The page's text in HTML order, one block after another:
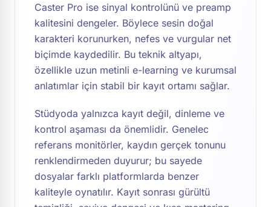
Caster Pro ise sinyal kontrolünü ve preamp
kalitesini dengeler. Böylece sesin doğal
karakteri korunurken, nefes ve vurgular net
biçimde kaydedilir. Bu teknik altyapı,
özellikle uzun metinli e-learning ve kurumsal
anlatımlar için stabil bir kayıt ortamı sağlar.
Stüdyoda yalnızca kayıt değil, dinleme ve
kontrol aşaması da önemlidir. Genelec
referans monitörler, kaydın gerçek tonunu
renklendirmeden duyurur; bu sayede
dosyalar farklı platformlarda benzer
kaliteyle oynatılır. Kayıt sonrası gürültü